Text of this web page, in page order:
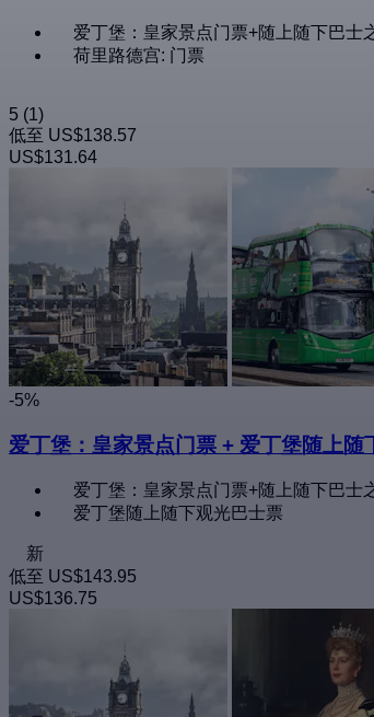
爱丁堡：皇家景点门票+随上随下巴士
荷里路德宫: 门票
5 (1)
低至 US$138.57
US$131.64
-5%
爱丁堡：皇家景点门票 + 爱丁堡随上随
爱丁堡：皇家景点门票+随上随下巴士
爱丁堡随上随下观光巴士票
新
低至 US$143.95
US$136.75